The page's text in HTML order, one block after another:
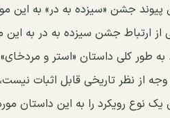
پیوند جشن «سیزده به در» به
از ارتباط جشن سیزده به در به
طور کلی داستان «استر و
از نظر تاریخی قابل اثبات
یک نوع رویکرد را به این داستان